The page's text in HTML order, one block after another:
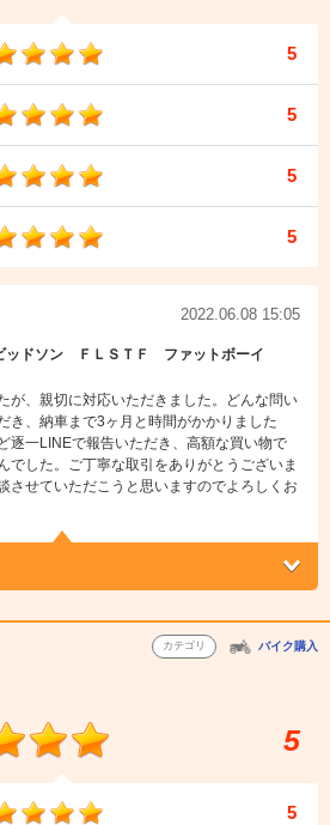
5
5
5
5
2022.06.08 15:05
ッドソン ＦＬＳＴＦ ファットボーイ
が、親切に対応いただきました。どんな問い
き、納車まで3ヶ月と時間がかかりました
逐一LINEで報告いただき、高額な買い物で
でした。ご丁寧な取引をありがとうございま
させていただこうと思いますのでよろしくお
カテゴリ バイク購入
5
5